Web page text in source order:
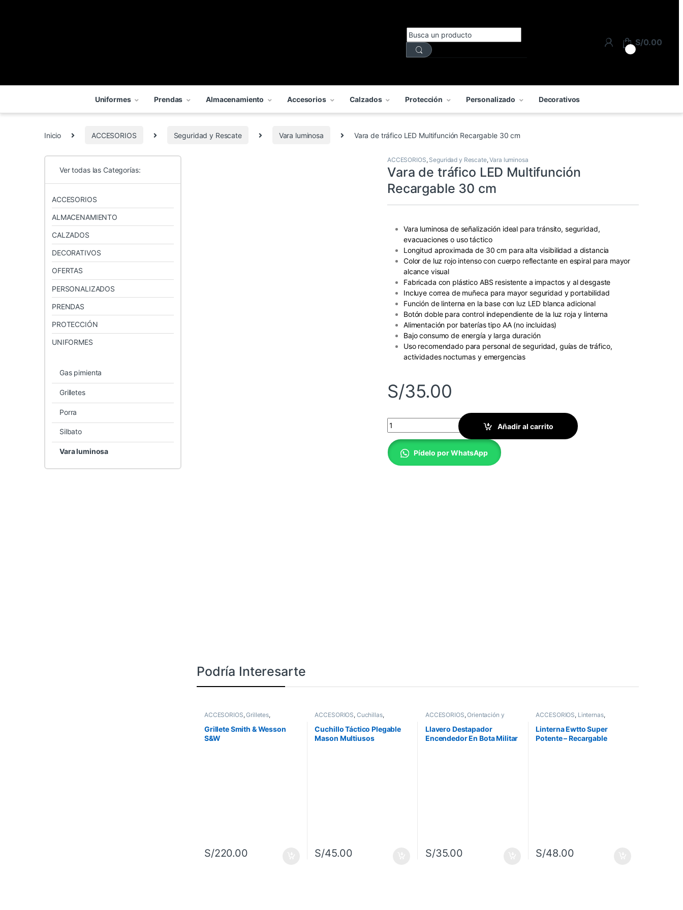
S/0.00
Uniformes Prendas Almacenamiento Accesorios Calzados Protección Personalizado Decorativos
Inicio ACCESORIOS Seguridad y Rescate Vara luminosa Vara de tráfico LED Multifunción Recargable 30 cm
ACCESORIOS, Seguridad y Rescate,Vara luminosa
Vara de tráfico LED Multifunción
Recargable 30 cm
Vara luminosa de señalización ideal para tránsito, seguridad,
evacuaciones o uso táctico
Longitud aproximada de 30 cm para alta visibilidad a distancia
Color de luz rojo intenso con cuerpo reflectante en espiral para mayor
alcance visual
Fabricada con plástico ABS resistente a impactos y al desgaste
Incluye correa de muñeca para mayor seguridad y portabilidad
Función de linterna en la base con luz LED blanca adicional
Botón doble para control independiente de la luz roja y linterna
Alimentación por baterías tipo AA (no incluidas)
Bajo consumo de energía y larga duración
Uso recomendado para personal de seguridad, guías de tráfico,
actividades nocturnas y emergencias
S/35.00
Vara de tráfico LED Multifunción Recargable 30 cm quantity
Añadir al carrito
Pídelo por WhatsApp
Podría Interesarte
ACCESORIOS,Grilletes,
Grillete Smith & Wesson
S&W
S/220.00
ACCESORIOS, Cuchillas,
Cuchillo Táctico Plegable
Mason Multiusos
S/45.00
ACCESORIOS,Orientación y
Llavero Destapador
Encendedor En Bota Militar
S/35.00
ACCESORIOS, Linternas,
Orientación y Supervivencia
Linterna Ewtto Super
Potente – Recargable
S/48.00
Ver todas las Categorías:
ACCESORIOS
ALMACENAMIENTO
CALZADOS
DECORATIVOS
OFERTAS
PERSONALIZADOS
PRENDAS
PROTECCIÓN
UNIFORMES
Gas pimienta
Grilletes
Porra
Silbato
Vara luminosa